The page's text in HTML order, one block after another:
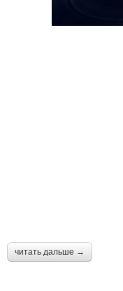
читать дальше →